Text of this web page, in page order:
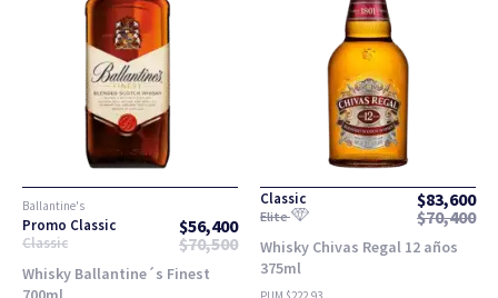
Ballantine's
Promo Classic $56,400
Classic $70,500
Whisky Ballantine´s Finest
Classic $83,600
Elite $70,400
Whisky Chivas Regal 12 años
375ml